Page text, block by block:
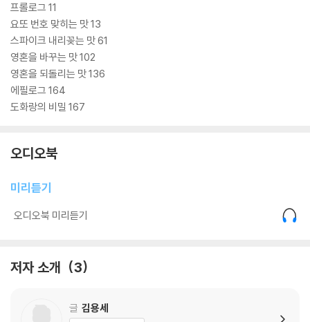
프롤로그 11
요또 번호 맞히는 맛 13
스파이크 내리꽂는 맛 61
영혼을 바꾸는 맛 102
영혼을 되돌리는 맛 136
에필로그 164
도화랑의 비밀 167
오디오북
미리듣기
오디오북 미리듣기
저자 소개 3
글 김용세